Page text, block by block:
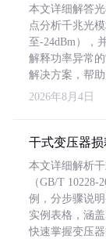
本文详细解答
点分析千兆光
至-24dBm），
解释功率异常
解决方案，帮
2026年8月4日
干式变压器
本文详细解析
（GB/T
例，分步骤说
实例表格，涵
快速掌握变压器